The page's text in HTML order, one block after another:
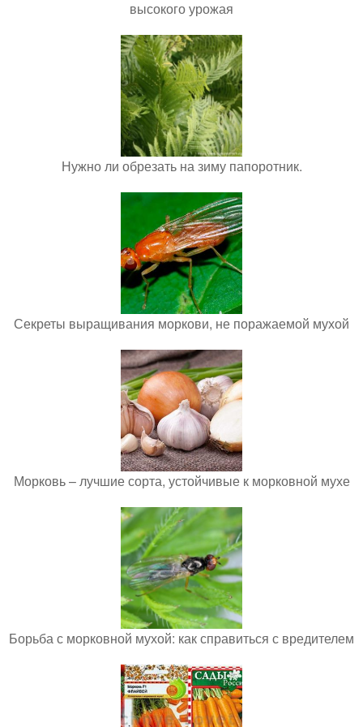
высокого урожая
Нужно ли обрезать на зиму папоротник.
Секреты выращивания моркови, не поражаемой мухой
Морковь – лучшие сорта, устойчивые к морковной мухе
Борьба с морковной мухой: как справиться с вредителем